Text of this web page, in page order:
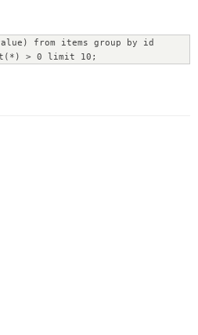
from items group by id
> 0 limit 10;